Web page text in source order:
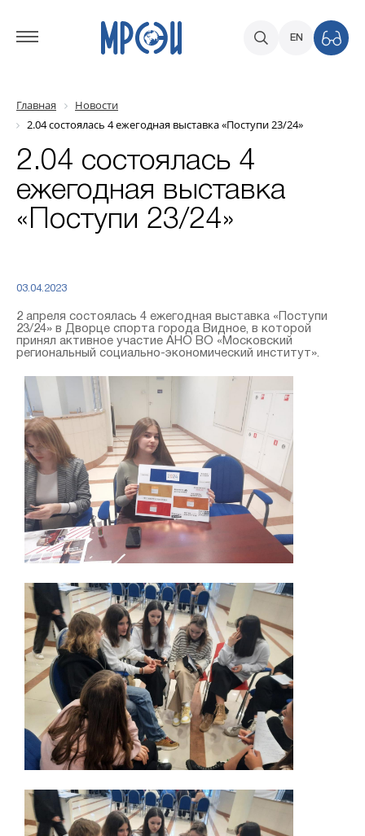
EN
Главная
Новости
2.04 состоялась 4 ежегодная выставка «Поступи 23/24»
2.04 состоялась 4
ежегодная выставка
«Поступи 23/24»
03.04.2023
2 апреля состоялась 4 ежегодная выставка «Поступи
23/24» в Дворце спорта города Видное, в которой
принял активное участие АНО ВО «Московский
региональный социально-экономический институт».